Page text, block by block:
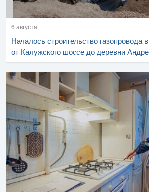
6 августа
Началось строительство газопровода
от Калужского шоссе до деревни